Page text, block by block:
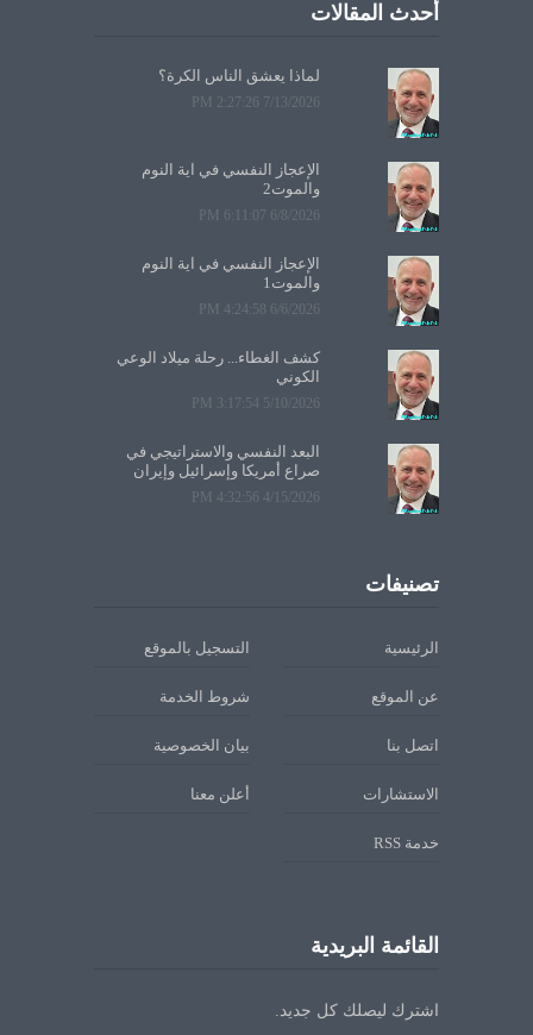
أحدث المقالات
لماذا يعشق الناس الكرة؟
7/13/2026 2:27:26 PM
الإعجاز النفسي في آية النوم
والموت2
6/8/2026 6:11:07 PM
الإعجاز النفسي في آية النوم
والموت1
6/6/2026 4:24:58 PM
كشف الغطاء... رحلة ميلاد الوعي
الكوني
5/10/2026 3:17:54 PM
البعد النفسي والاستراتيجي في
صراع أمريكا وإسرائيل وإيران
4/15/2026 4:32:56 PM
تصنيفات
الرئيسية التسجيل بالموقع
عن الموقع شروط الخدمة
اتصل بنا بيان الخصوصية
الاستشارات أعلن معنا
خدمة RSS
القائمة البريدية
اشترك ليصلك كل جديد.